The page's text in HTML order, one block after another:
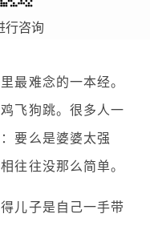
行咨询
最难念的一本经。
飞狗跳。很多人一
要么是婆婆太强
往往没那么简单。
儿子是自己一手带